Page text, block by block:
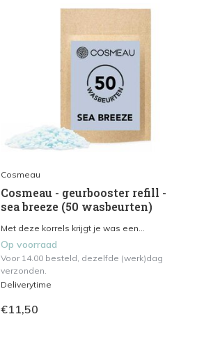
Cosmeau
Cosmeau - geurbooster refill -
sea breeze (50 wasbeurten)
Met deze korrels krijgt je was een...
Op voorraad
Voor 14.00 besteld, dezelfde (werk)dag
verzonden.
Deliverytime
€11,50